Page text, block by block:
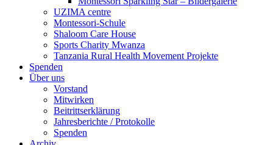
UZIMA centre
Montessori-Schule
Shaloom Care House
Sports Charity Mwanza
Tanzania Rural Health Movement Projekte
Spenden
Über uns
Vorstand
Mitwirken
Beitrittserklärung
Jahresberichte / Protokolle
Spenden